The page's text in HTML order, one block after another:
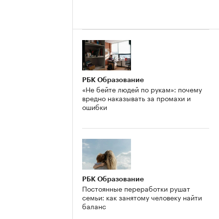
РБК Образование
«Не бейте людей по рукам»: почему
вредно наказывать за промахи и
ошибки
РБК Образование
Постоянные переработки рушат
семьи: как занятому человеку найти
баланс